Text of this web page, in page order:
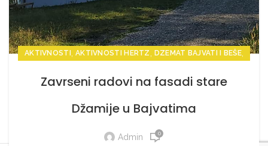
AKTIVNOSTI AKTIVNOSTI HERTZ DZEMAT BAJVATI I BEŠE
Zavrseni radovi na fasadi stare
Džamije u Bajvatima
Admin 0
1 2 3 4